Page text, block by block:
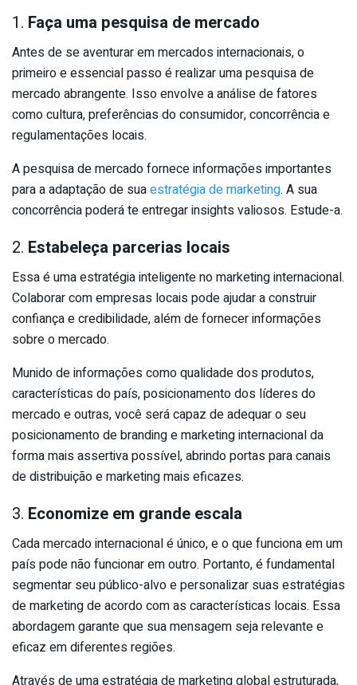
1. Faça uma pesquisa de mercado
Antes de se aventurar em mercados internacionais, o
primeiro e essencial passo é realizar uma pesquisa de
mercado abrangente. Isso envolve a análise de fatores
como cultura, preferências do consumidor, concorrência e
regulamentações locais.
A pesquisa de mercado fornece informações importantes
para a adaptação de suaestratégia de marketing. A sua
concorrência poderá te entregar insights valiosos. Estude-a.
2. Estabeleça parcerias locais
Essa é uma estratégia inteligente no marketing internacional.
Colaborar com empresas locais pode ajudar a construir
confiança e credibilidade, além de fornecer informações
sobre o mercado.
Munido de informações como qualidade dos produtos,
características do país, posicionamento dos líderes do
mercado e outras, você será capaz de adequar o seu
posicionamento de branding e marketing internacional da
forma mais assertiva possível, abrindo portas para canais
de distribuição e marketing mais eficazes.
3. Economize em grande escala
Cada mercado internacional é único, e o que funciona em um
país pode não funcionar em outro. Portanto, é fundamental
segmentar seu público-alvo e personalizar suas estratégias
de marketing de acordo com as características locais. Essa
abordagem garante que sua mensagem seja relevante e
eficaz em diferentes regiões.
Através de uma estratégia de marketing global estruturada,